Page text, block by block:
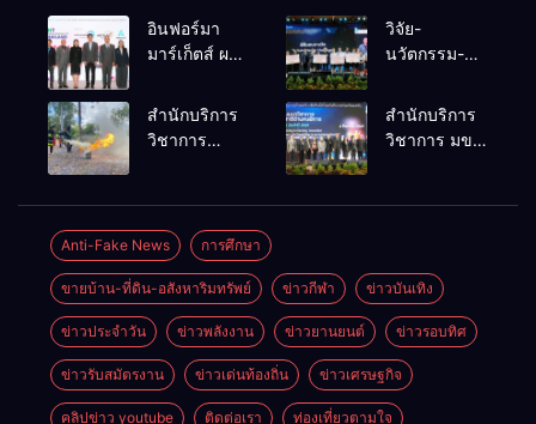
อินฟอร์มา
มาร์เก็ตส์ ผนึก
ธุรกิจท่อง
เที่ยว-บริการ
Thailand
2026 เชื่อม 4
งานใหญ่
สร้างโอกาส
ธุรกิจครบ
วงจร ด้วยครับ
วิจัย-
นวัตกรรม-
คือโอกาสใหม่
ของคนพิการ
เศรษฐกิจ
สำนักบริการ
วิชาการ
เพลิงขั้นต้น”
ยกระดับ
ศักยภาพเจ้า
หน้าที่ท้องถิ่น
รับมืออัคคีภัย
ตามมาตรฐาน
สากล
สำนักบริการ
วิชาการ มข.
เวทีระดับชาติ
NCPD 2026
เปลี่ยน “ผ้า
เหลือ” สู่ราย
ได้ที่ยั่งยืน
Anti-Fake News การศึกษา
ขายบ้าน-ที่ดิน-อสังหาริมทรัพย์ ข่าวกีฬา ข่าวบันเทิง
ข่าวประจำวัน ข่าวพลังงาน ข่าวยานยนต์ ข่าวรอบทิศ
ข่าวรับสมัตรงาน ข่าวเด่นท้องถิ่น ข่าวเศรษฐกิจ
คลิปข่าว youtube ติดต่อเรา ท่องเที่ยวตามใจ